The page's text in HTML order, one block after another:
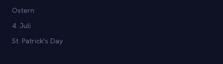
Ostern
4. Juli
St. Patrick's Day